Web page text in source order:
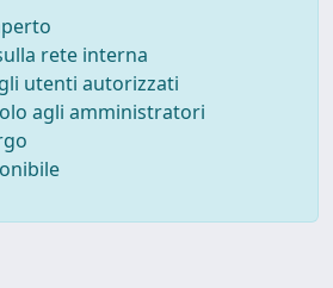
rete interna
utenti autorizzati
agli amministratori